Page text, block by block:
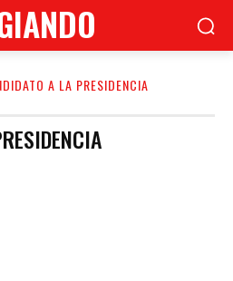
A LA PRESIDENCIA